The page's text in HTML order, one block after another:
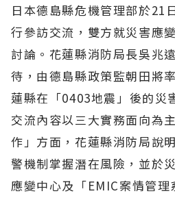
日本德島縣危機管理部於21
行參訪交流，雙方就災害應
討論。花蓮縣消防局長吳兆
待，由德島縣政策監朝田將
蓮縣在「0403地震」後的災
交流內容以三大實務面向為
作」方面，花蓮縣消防局說
警機制掌握潛在風險，並於
應變中心及「EMIC案情管理